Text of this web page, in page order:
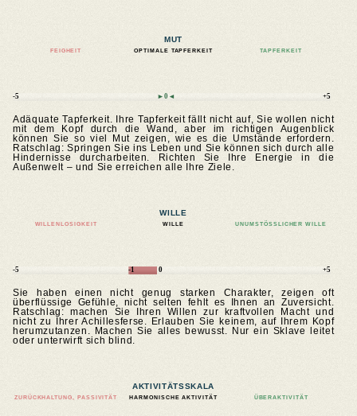
MUT
FEIGHEIT OPTIMALE TAPFERKEIT TAPFERKEIT
-5 ►0◄ +5
Adäquate Tapferkeit. Ihre Tapferkeit fällt nicht auf, Sie wollen nicht
mit dem Kopf durch die Wand, aber im richtigen Augenblick
können Sie so viel Mut zeigen, wie es die Umstände erfordern.
Ratschlag: Springen Sie ins Leben und Sie können sich durch alle
Hindernisse durcharbeiten. Richten Sie Ihre Energie in die
Außenwelt – und Sie erreichen alle Ihre Ziele.
WILLE
WILLENLOSIGKEIT WILLE UNUMSTÖSSLICHER WILLE
-5 -1 0 +5
Sie haben einen nicht genug starken Charakter, zeigen oft
überflüssige Gefühle, nicht selten fehlt es Ihnen an Zuversicht.
Ratschlag: machen Sie Ihren Willen zur kraftvollen Macht und
nicht zu Ihrer Achillesferse. Erlauben Sie keinem, auf Ihrem Kopf
herumzutanzen. Machen Sie alles bewusst. Nur ein Sklave leitet
oder unterwirft sich blind.
AKTIVITÄTSSKALA
ZURÜCKHALTUNG, PASSIVITÄT HARMONISCHE AKTIVITÄT ÜBERAKTIVITÄT